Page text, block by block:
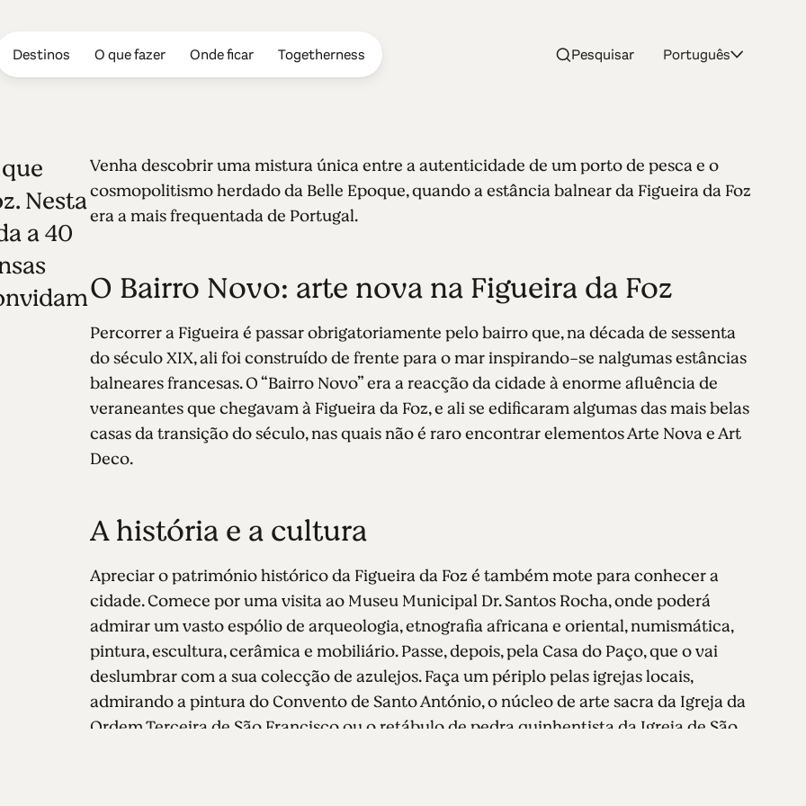
Destinos O que fazer Onde ficar Togetherness Pesquisar Português
Nesta
a 40
Venha descobrir uma mistura única entre a autenticidade de um porto de pesca e o
cosmopolitismo herdado da Belle Epoque, quando a estância balnear da Figueira da Foz
era a mais frequentada de Portugal.
O Bairro Novo: arte nova na Figueira da Foz
Percorrer a Figueira é passar obrigatoriamente pelo bairro que, na década de sessenta
do século XIX, ali foi construído de frente para o mar inspirando-se nalgumas estâncias
balneares francesas. O “Bairro Novo” era a reacção da cidade à enorme afluência de
veraneantes que chegavam à Figueira da Foz, e ali se edificaram algumas das mais belas
casas da transição do século, nas quais não é raro encontrar elementos Arte Nova e Art
Deco.
A história e a cultura
Apreciar o património histórico da Figueira da Foz é também mote para conhecer a
cidade. Comece por uma visita ao Museu Municipal Dr. Santos Rocha, onde poderá
admirar um vasto espólio de arqueologia, etnografia africana e oriental, numismática,
pintura, escultura, cerâmica e mobiliário. Passe, depois, pela Casa do Paço, que o vai
deslumbrar com a sua colecção de azulejos. Faça um périplo pelas igrejas locais,
admirando a pintura do Convento de Santo António, o núcleo de arte sacra da Igreja da
Ordem Terceira de São Francisco ou o retábulo de pedra quinhentista da Igreja de São